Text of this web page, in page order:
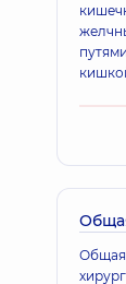
Общая